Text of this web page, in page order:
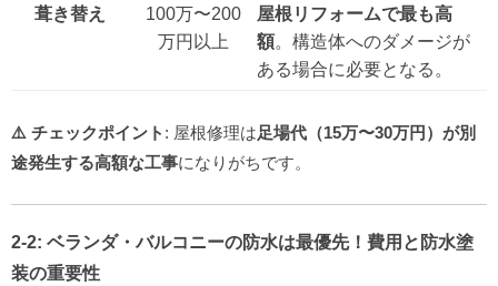
葺き替え
100万〜200
万円以上
屋根リフォームで最も高
額。構造体へのダメージが
ある場合に必要となる。
⚠️ チェックポイント : 屋根修理は足場代（15万〜30万円）が別
途発生する高額な工事になりがちです。
2-2: ベランダ・バルコニーの防水は最優先！費用と防水塗
装の重要性